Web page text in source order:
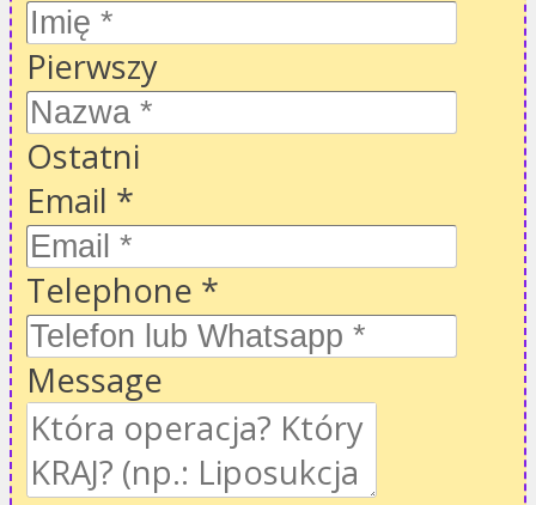
Pierwszy
Ostatni
Email *
Telephone *
Message